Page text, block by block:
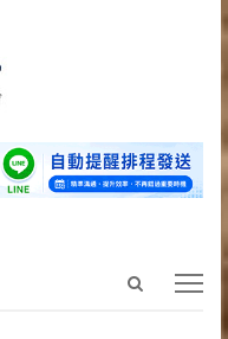
Open
search